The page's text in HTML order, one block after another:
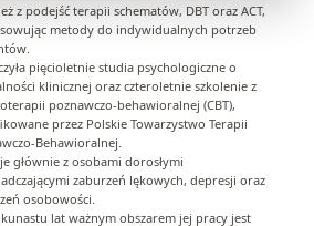
z podejść terapii schematów, DBT oraz ACT,
metody do indywidualnych potrzeb
pięcioletnie studia psychologiczne o
klinicznej oraz czteroletnie szkolenie z
poznawczo-behawioralnej (CBT),
przez Polskie Towarzystwo Terapii
Behawioralnej.
głównie z osobami dorosłymi
zaburzeń lękowych, depresji oraz
osobowości.
lat ważnym obszarem jej pracy jest